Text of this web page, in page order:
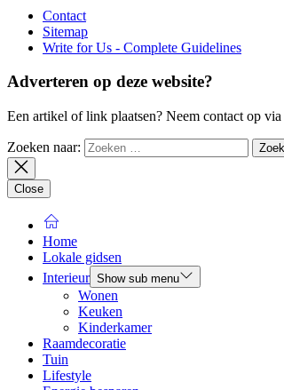
Contact
Sitemap
Write for Us - Complete Guidelines
Adverteren op deze website?
Een artikel of link plaatsen? Neem contact op via
Zoeken naar:
Close
Home
Lokale gidsen
Interieur Show sub menu
Wonen
Keuken
Kinderkamer
Raamdecoratie
Tuin
Lifestyle